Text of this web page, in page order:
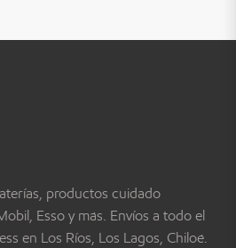
productos cuidado
Esso y más. Envíos a todo el
en Los Ríos, Los Lagos, Chiloé.